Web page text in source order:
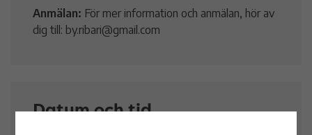
Anmälan: För mer information och anmälan, hör av
dig till: by.ribari@gmail.com
Datum och tid